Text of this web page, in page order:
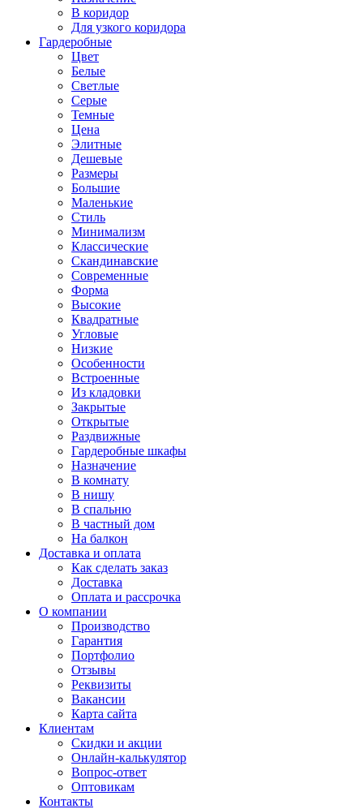
В коридор
Для узкого коридора
Гардеробные
Цвет
Белые
Светлые
Серые
Темные
Цена
Элитные
Дешевые
Размеры
Большие
Маленькие
Стиль
Минимализм
Классические
Скандинавские
Современные
Форма
Высокие
Квадратные
Угловые
Низкие
Особенности
Встроенные
Из кладовки
Закрытые
Открытые
Раздвижные
Гардеробные шкафы
Назначение
В комнату
В нишу
В спальню
В частный дом
На балкон
Доставка и оплата
Как сделать заказ
Доставка
Оплата и рассрочка
О компании
Производство
Гарантия
Портфолио
Отзывы
Реквизиты
Вакансии
Карта сайта
Клиентам
Скидки и акции
Онлайн-калькулятор
Вопрос-ответ
Оптовикам
Контакты